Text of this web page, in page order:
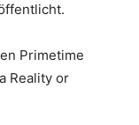
Primetime
Reality or